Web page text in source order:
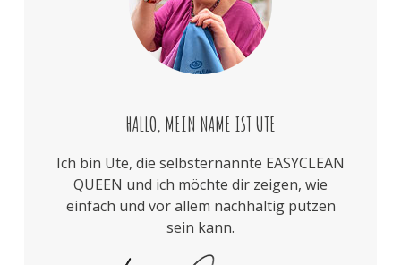
HALLO, MEIN NAME IST UTE
Ich bin Ute, die selbsternannte EASYCLEAN
QUEEN und ich möchte dir zeigen, wie
einfach und vor allem nachhaltig putzen
sein kann.